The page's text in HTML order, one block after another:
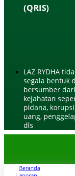
(QRIS)
LAZ RYDHA
segala bentuk
bersumber
kejahatan
pidana,
uang,
dls
Beranda